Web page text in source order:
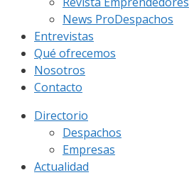
News ProDespachos
Entrevistas
Qué ofrecemos
Nosotros
Contacto
Directorio
Despachos
Empresas
Actualidad